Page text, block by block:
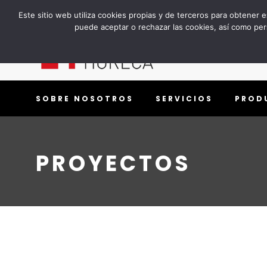
Teléfono:656 999 833 Email:ventas@espaciohoreca.es
SOBRE NOSOTROS SERVICIOS
PROYECTOS
Este sitio web utiliza cookies propias y de terceros para obtener
puede aceptar o rechazar las cookies, así como